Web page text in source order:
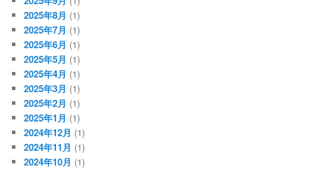
2025年8月 (1)
2025年7月 (1)
2025年6月 (1)
2025年5月 (1)
2025年4月 (1)
2025年3月 (1)
2025年2月 (1)
2025年1月 (1)
2024年12月 (1)
2024年11月 (1)
2024年10月 (1)